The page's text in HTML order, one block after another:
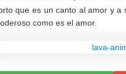
que es un canto al amor y
como es el amor.